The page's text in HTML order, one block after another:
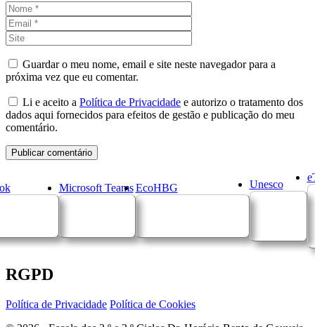
Nome
Guardar o meu nome, email e site neste navegador para a
próxima vez que eu comentar.
Li e aceito a Política de Privacidade e autorizo o tratamento dos
dados aqui fornecidos para efeitos de gestão e publicação do meu
comentário.
Microsoft Teams EcoHBG Unesco
RGPD
Política de Privacidade Política de Cookies